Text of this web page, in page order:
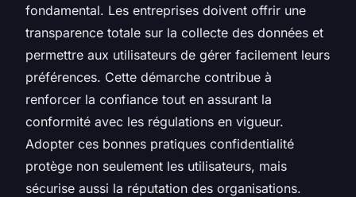
fondamental. Les entreprises doivent offrir une
transparence totale sur la collecte des données et
permettre aux utilisateurs de gérer facilement leurs
préférences. Cette démarche contribue à
renforcer la confiance tout en assurant la
conformité avec les régulations en vigueur.
Adopter ces bonnes pratiques confidentialité
protège non seulement les utilisateurs, mais
sécurise aussi la réputation des organisations.